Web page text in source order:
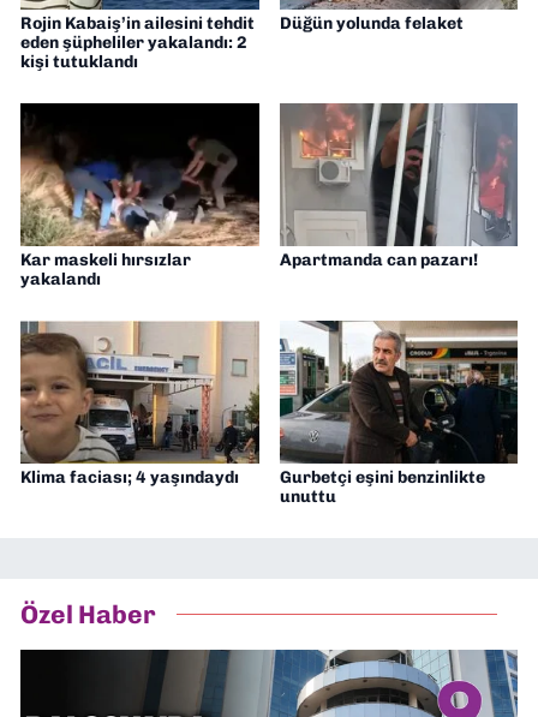
Rojin Kabaiş’in ailesini tehdit
eden şüpheliler yakalandı: 2
kişi tutuklandı
Düğün yolunda felaket
Kar maskeli hırsızlar
yakalandı
Apartmanda can pazarı!
Klima faciası; 4 yaşındaydı
Gurbetçi eşini benzinlikte
unuttu
Özel Haber